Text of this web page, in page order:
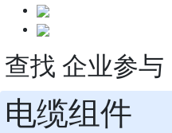
查找 企业参
电缆组件